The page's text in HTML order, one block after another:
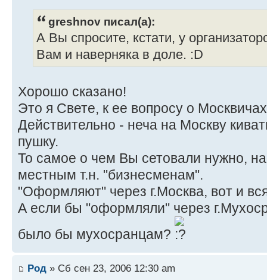
greshnov писал(а):
А Вы спросите, кстати, у
Вам и наверняка в доле. :D
Хорошо сказано!
Это я Свете, к ее вопросу о
Действительно - неча на Москву
пушку.
То самое о чем Вы сетовали нужно,
местным т.н. "бизнесменам".
"Оформляют" через г.Москва, вот и
А если бы "оформляли" через
было бы мухосранцам?
Род » Сб сен 23, 2006 12:30 am